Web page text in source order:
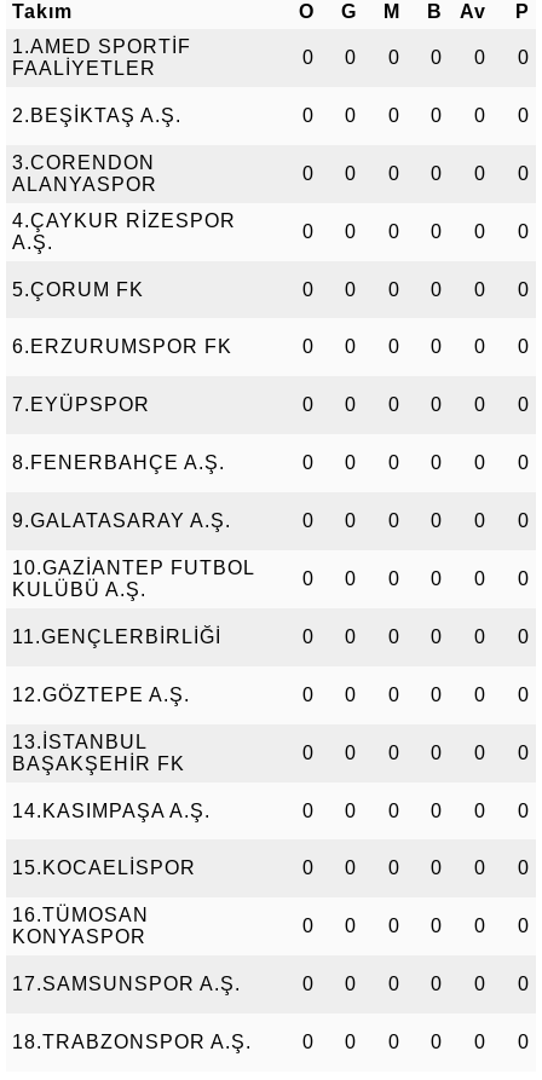
Takım O G M B Av
P
1.AMED SPORTİF
FAALİYETLER
0 0 0 0 0 0
2.BEŞİKTAŞ A.Ş. 0 0 0 0 0 0
3.CORENDON
ALANYASPOR
0 0 0 0 0 0
4.ÇAYKUR RİZESPOR
A.Ş.
0 0 0 0 0 0
5.ÇORUM FK 0 0 0 0 0 0
6.ERZURUMSPOR FK 0 0 0 0 0 0
7.EYÜPSPOR 0 0 0 0 0 0
8.FENERBAHÇE A.Ş. 0 0 0 0 0 0
9.GALATASARAY A.Ş. 0 0 0 0 0 0
10.GAZİANTEP FUTBOL
KULÜBÜ A.Ş.
0 0 0 0 0 0
11.GENÇLERBİRLİĞİ 0 0 0 0 0 0
12.GÖZTEPE A.Ş. 0 0 0 0 0 0
13.İSTANBUL
BAŞAKŞEHİR FK
0 0 0 0 0 0
14.KASIMPAŞA A.Ş. 0 0 0 0 0 0
15.KOCAELİSPOR 0 0 0 0 0 0
16.TÜMOSAN
KONYASPOR
0 0 0 0 0 0
17.SAMSUNSPOR A.Ş. 0 0 0 0 0 0
18.TRABZONSPOR A.Ş. 0 0 0 0 0 0